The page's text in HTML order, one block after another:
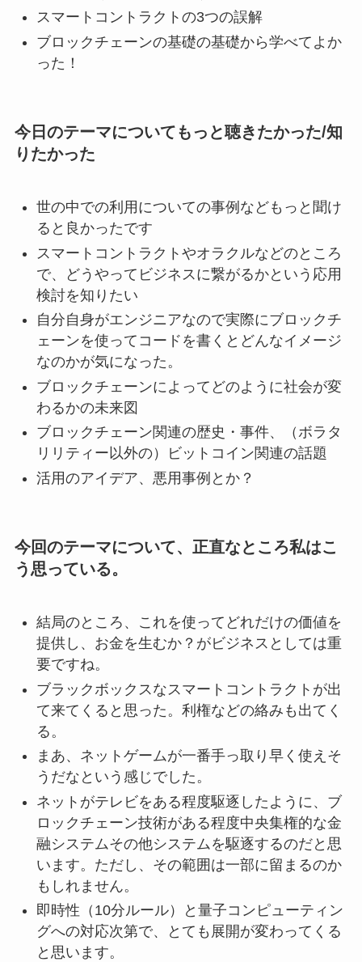
スマートコントラクトの3つの誤解
ブロックチェーンの基礎の基礎から学べてよか
った！
今日のテーマについてもっと聴きたかった/知
りたかった
世の中での利用についての事例などもっと聞け
ると良かったです
スマートコントラクトやオラクルなどのところ
で、どうやってビジネスに繋がるかという応用
検討を知りたい
自分自身がエンジニアなので実際にブロックチ
ェーンを使ってコードを書くとどんなイメージ
なのかが気になった。
ブロックチェーンによってどのように社会が変
わるかの未来図
ブロックチェーン関連の歴史・事件、（ボラタ
リリティー以外の）ビットコイン関連の話題
活用のアイデア、悪用事例とか？
今回のテーマについて、正直なところ私はこ
う思っている。
結局のところ、これを使ってどれだけの価値を
提供し、お金を生むか？がビジネスとしては重
要ですね。
ブラックボックスなスマートコントラクトが出
て来てくると思った。利権などの絡みも出てく
る。
まあ、ネットゲームが一番手っ取り早く使えそ
うだなという感じでした。
ネットがテレビをある程度駆逐したように、ブ
ロックチェーン技術がある程度中央集権的な金
融システムその他システムを駆逐するのだと思
います。ただし、その範囲は一部に留まるのか
もしれません。
即時性（10分ルール）と量子コンピューティン
グへの対応次第で、とても展開が変わってくる
と思います。